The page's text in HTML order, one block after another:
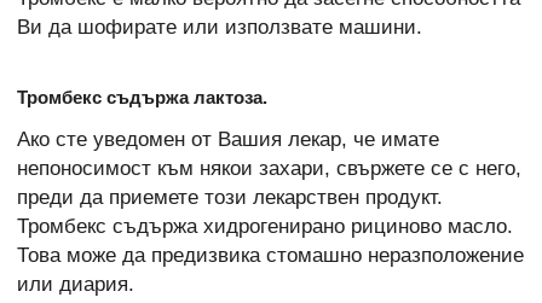
Ви да шофирате или използвате машини.
Тромбекс съдържа лактоза.
Ако сте уведомен от Вашия лекар, че имате
непоносимост към някои захари, свържете се с него,
преди да приемете този лекарствен продукт.
Тромбекс съдържа хидрогенирано рициново масло.
Това може да предизвика стомашно неразположение
или диария.